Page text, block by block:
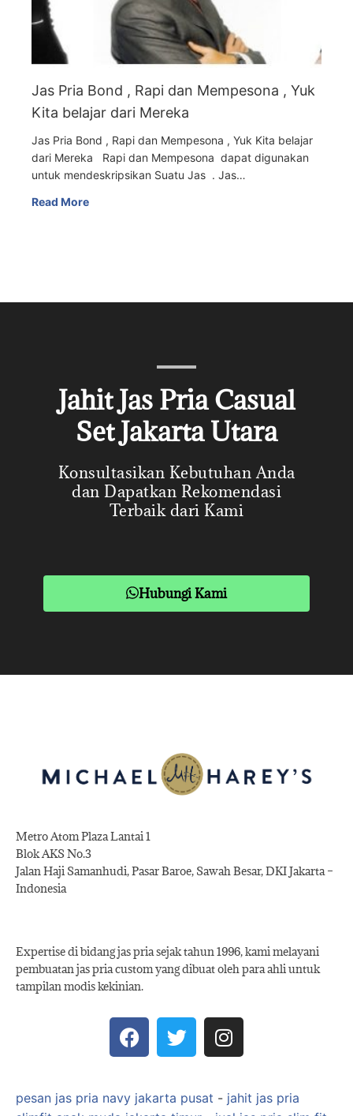
Jas Pria Bond , Rapi dan Mempesona , Yuk
Kita belajar dari Mereka
Jas Pria Bond , Rapi dan Mempesona , Yuk Kita belajar
dari Mereka Rapi dan Mempesona dapat digunakan
untuk mendeskripsikan Suatu Jas . Jas…
Read More
Jahit Jas Pria Casual
Set Jakarta Utara
Konsultasikan Kebutuhan Anda
dan Dapatkan Rekomendasi
Terbaik dari Kami
Hubungi Kami
Metro Atom Plaza Lantai 1
Blok AKS No.3
Jalan Haji Samanhudi, Pasar Baroe, Sawah Besar, DKI Jakarta –
Indonesia
Expertise di bidang jas pria sejak tahun 1996, kami melayani
pembuatan jas pria custom yang dibuat oleh para ahli untuk
tampilan modis kekinian.
pesan jas pria navy jakarta pusat - jahit jas pria